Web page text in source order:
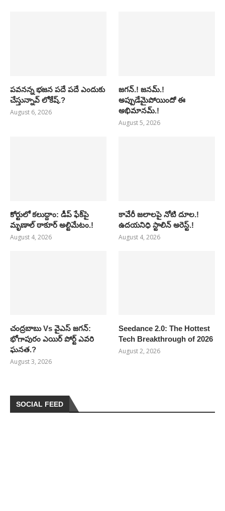
పవనన్న భజన పదే పదే ఎందుకు
చేస్తున్నావ్ లోకేష్.?
August 6, 2026
జగన్.! జనమ్.!
అప్పుడేమైపోయిందో ఈ
అభిమానమ్.!
August 5, 2026
కోర్టులో కలుద్దాం: డీప్ ఫేక్‌పై
మృణాల్ ఠాకూర్ అల్టిమేటం.!
August 4, 2026
కావేరీ జలాలపై నోటి దూల.!
ఉదయనిధి స్టాలిన్ అరెస్ట్.!
August 4, 2026
చంద్రబాబు Vs వైఎస్ జగన్:
భోగాపురం ఎయిర్ పోర్ట్ ఎవరి
ఘనత.?
August 3, 2026
Seedance 2.0: The Hottest
Tech Breakthrough of 2026
August 2, 2026
SOCIAL FEED